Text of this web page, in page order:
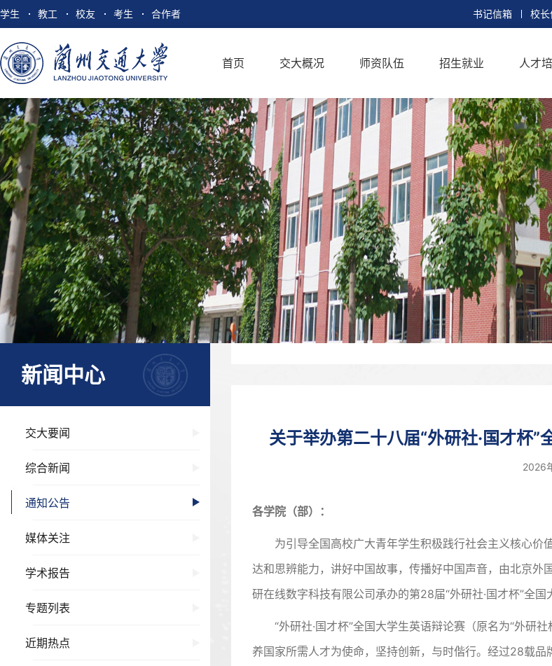
学生 教工 校友 考生 合作者 书记信箱 校
首页 交大概况 师资队伍 招生就业 人才
新闻中心
交大要闻
综合新闻
通知公告
媒体关注
学术报告
专题列表
近期热点
关于举办第二十八届“外研社·国才杯
2026
各学院（部）：
为引导全国高校广大青年学生积极践行社会主义核心
达和思辨能力，讲好中国故事，传播好中国声音，由北京
研在线数字科技有限公司承办的第28届“外研社·国才杯”全国
“外研社·国才杯”全国大学生英语辩论赛（原名为“外研
养国家所需人才为使命，坚持创新，与时偕行。经过28载